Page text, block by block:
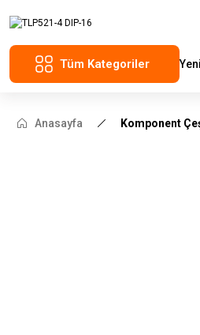
Tüm Kategoriler
Anasayfa Komponent